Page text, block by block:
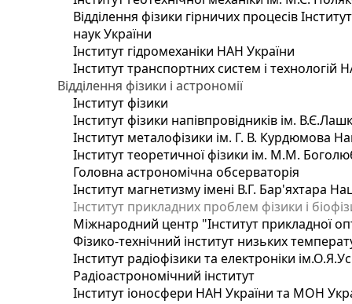
Відділення фізики гірничих процесів
наук України
Інститут гідромеханіки НАН України
Інститут транспортних систем і технологій
Відділення фізики і астрономії
Інститут фізики
Інститут фізики напівпровідників ім.
Інститут металофізики ім. Г. В. Курдюмова
Інститут теоретичної фізики ім. М.М.
Головна астрономічна обсерваторія
Інститут магнетизму імені В.Г. Бар'яхтара
Інститут прикладних проблем фізики і
Міжнародний центр "Інститут прикладної
Фізико-технічний інститут низьких
Інститут радіофізики та електроніки
Радіоастрономічний інститут
Інститут іоносфери НАН України та МОН